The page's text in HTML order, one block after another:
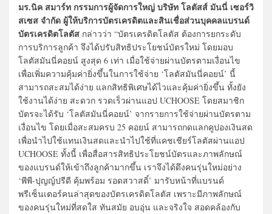
มร.นิค สมาร์ท กรรมการผู้จัดการใหญ่ บริษัท โลตัสส์ มันนี่ เซอร์วิ
สเซส จำกัด ผู้ให้บริการบัตรเครดิตและสินเชื่อส่วนบุคคลแบรนด์
บัตรเครดิตโลตัส กล่าวว่า “บัตรเครดิตโลตัส ต้องการยกระดับ
การบริการลูกค้า จึงได้ปรับสิทธิประโยชน์บัตรใหม่ โดยมอบ
โลตัสมันนี่คอยน์ สูงสุด 6 เท่า เมื่อใช้จ่ายผ่านบัตรตามเงื่อนไข
เพื่อเพิ่มความคุ้มค่ายิ่งขึ้นในการใช้จ่าย ‘โลตัสมันนี่คอยน์’ นี้
สามารถสะสมได้ง่าย แลกสิทธิพิเศษได้ไวและคุ้มค่ายิ่งขึ้น ทั้งยัง
ใช้งานได้ง่าย สะดวก รวดเร็วผ่านแอป UCHOOSE โดยสมาชิก
บัตรจะได้รับ ‘โลตัสมันนี่คอยน์’ จากรายการใช้จ่ายผ่านบัตรตาม
เงื่อนไข โดยเมื่อสะสมครบ 25 คอยน์ สามารถกดแลกคูปองเงินสด
เพื่อนำไปใช้แทนเงินสดและนำไปใช้ที่แคชเชียร์โลตัสผ่านแอป
UCHOOSE ทั้งนี้ เพื่อสื่อสารสิทธิประโยชน์บัตรและภาพลักษณ์
ของแบรนด์ให้เข้าถึงลูกค้ามากขึ้น เราจึงได้ดึงคนรุ่นใหม่อย่าง
‘พีพี-ปุญญ์ปรีดี คุ้มพร้อม รอดสวาสดิ์’ มารับหน้าที่แบรนด์
พรีเซ็นเตอร์คนล่าสุดของบัตรเครดิตโลตัส เพราะมีภาพลักษณ์
ของคนรุ่นใหม่ที่สดใส ทันสมัย อบอุ่น และจริงใจ สอดคล้องกับ